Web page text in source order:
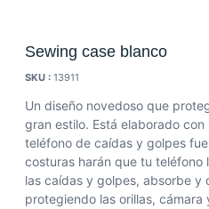
Sewing case blanco
SKU : 13911
Un diseño novedoso que
gran estilo. Está elaborado
teléfono de caídas y golpes
costuras harán que tu teléfono
las caídas y golpes, absorbe y
protegiendo las orillas, cámara